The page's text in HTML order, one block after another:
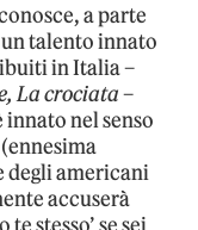
a parte
talento innato
in Italia –
La crociata–
nel senso
(ennesima
degli americani
accuserà
stesso’ se sei